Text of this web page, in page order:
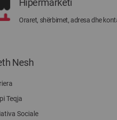
Hipermarketi
Oraret, shërbimet, adresa dhe
Nesh
Teqja
Sociale